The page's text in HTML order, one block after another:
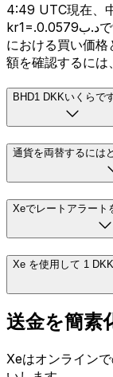
4:49 UTC現在、
kr1=.د.ب0.0579です。中間市場レートは、世界の通貨市場
における買い価
額を確認するには
BHD1 DKKいくらで
通貨を両替するには
Xeでレートアラート
Xe を使用して 1
送金を簡素
Xeはオンライン